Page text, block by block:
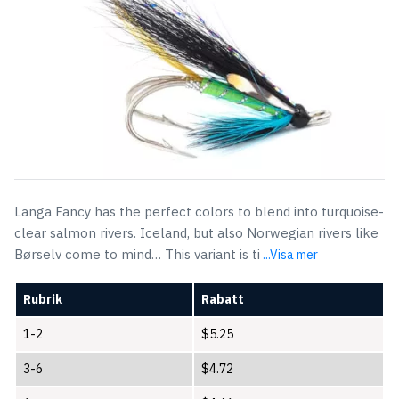
Langa Fancy has the perfect colors to blend into turquoise-
clear salmon rivers. Iceland, but also Norwegian rivers like
Børselv come to mind… This variant is ti ...Visa mer
Rubrik Rabatt
1-2 $5.25
3-6 $4.72